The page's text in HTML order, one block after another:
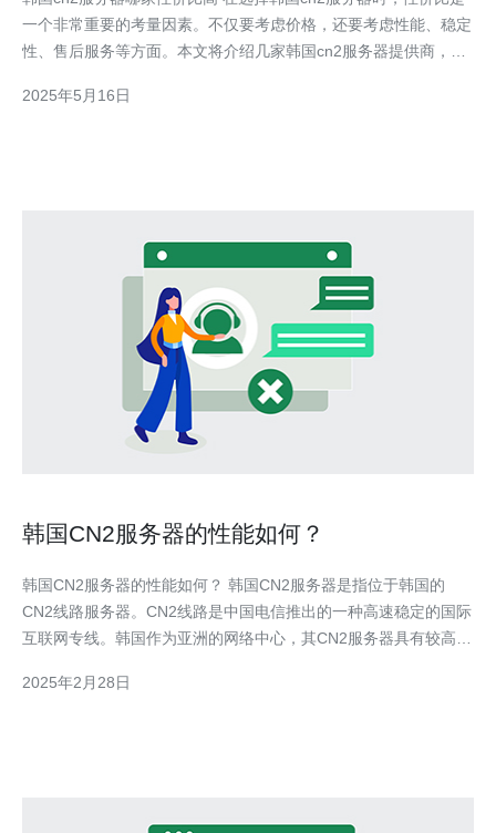
一个非常重要的考量因素。不仅要考虑价格，还要考虑性能、稳定
性、售后服务等方面。本文将介绍几家韩国cn2服务器提供商，分
韩国cn2服务器提供商，拥有多年的行业经验，提供稳定可靠的服
2025年5月16日
韩国CN2服务器的性能如何？
韩国CN2服务器的性能如何？ 韩国CN2服务器是指位于韩国的
CN2线路服务器。CN2线路是中国电信推出的一种高速稳定的国际
互联网专线。韩国作为亚洲的网络中心，其CN2服务器具有较高的
能特点：
2025年2月28日